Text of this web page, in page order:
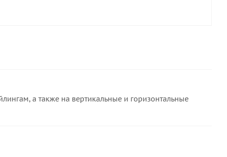
а также на вертикальные и горизонтальные